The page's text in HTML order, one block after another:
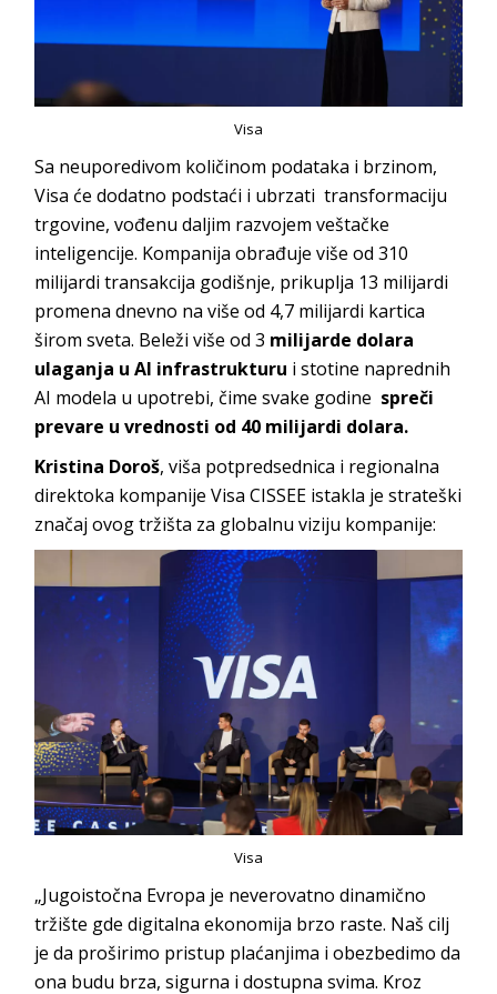
Visa
Sa neuporedivom količinom podataka i brzinom,
Visa će dodatno podstaći i ubrzati transformaciju
trgovine, vođenu daljim razvojem veštačke
inteligencije. Kompanija obrađuje više od 310
milijardi transakcija godišnje, prikuplja 13 milijardi
promena dnevno na više od 4,7 milijardi kartica
širom sveta. Beleži više od 3 milijarde dolara
ulaganja u AI infrastrukturu i stotine naprednih
AI modela u upotrebi, čime svake godine spreči
prevare u vrednosti od 40 milijardi dolara.
Kristina Doroš, viša potpredsednica i regionalna
direktoka kompanije Visa CISSEE istakla je strateški
značaj ovog tržišta za globalnu viziju kompanije:
Visa
„Jugoistočna Evropa je neverovatno dinamično
tržište gde digitalna ekonomija brzo raste. Naš cilj
je da proširimo pristup plaćanjima i obezbedimo da
ona budu brza, sigurna i dostupna svima. Kroz